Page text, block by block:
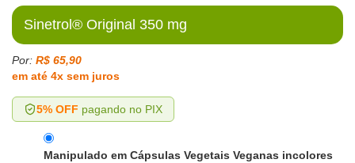
Sinetrol® Original 350 mg
Por: R$ 65,90
em até 4x sem juros
5% OFF pagando no PIX
Manipulado em Cápsulas Vegetais Veganas incolores